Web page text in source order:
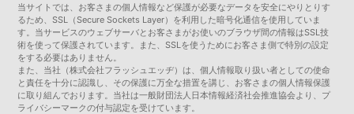
当サイトでは、お客さまの個人情報など保護が必要なデータを安全にやりとりす
るため、SSL（Secure Sockets Layer）を利用した暗号化通信を使用していま
す。当サービスのウェブサーバとお客さまがお使いのブラウザ間の情報はSSL技
術を使って保護されています。また、SSLを使うためにお客さま側で特別の設定
をする必要はありません。
また、当社（株式会社フラッシュエッヂ）は、個人情報取り扱い者としての使命
と責任を十分に認識し、その保護に万全な措置を講じ、お客さまの個人情報保護
に取り組んでおります。当社は一般財団法人日本情報経済社会推進協会より、プ
ライバシーマークの付与認定を受けています。